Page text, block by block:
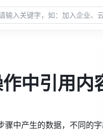
中引用内
中产生的数据，不同的字